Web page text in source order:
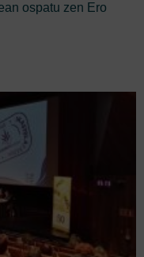
ospatu zen Ero